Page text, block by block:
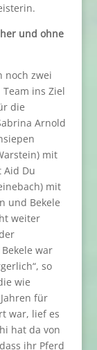
und ohne
noch zwei
ins Ziel
die
Arnold
mit
Aid Du
mit
und Bekele
weiter
war
so
wie
für
war, lief es
hat da von
ihr Pferd